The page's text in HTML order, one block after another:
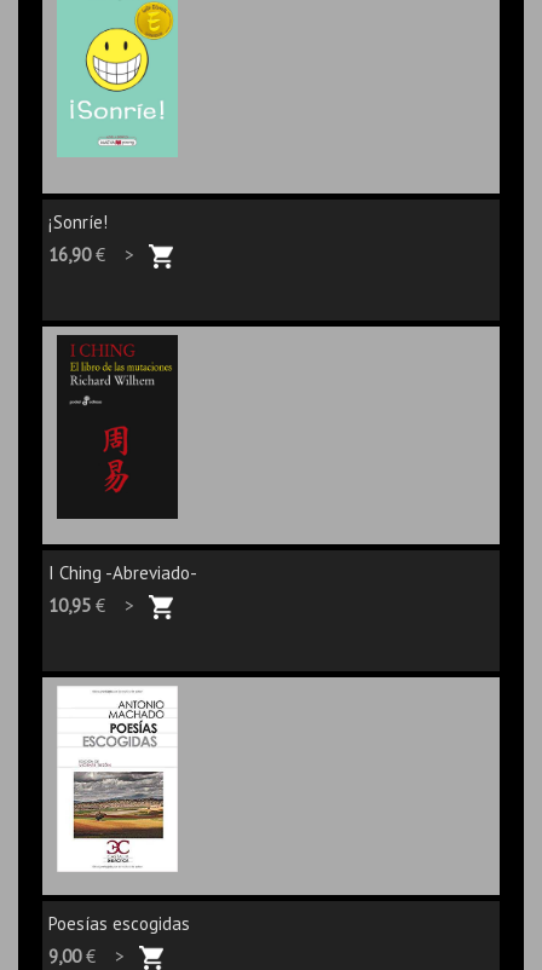
¡Sonríe!
16,90€ >
I Ching -Abreviado-
10,95 € >
Poesías escogidas
9,00€ >